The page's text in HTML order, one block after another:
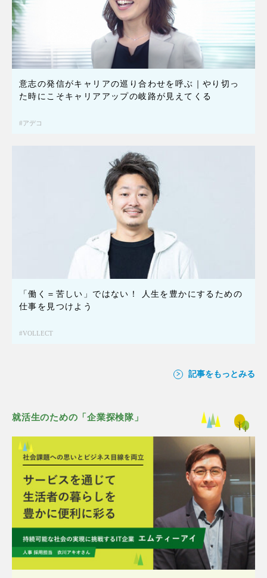
意志の発信がキャリアの巡り合わせを呼ぶ｜やり切っ
た時にこそキャリアアップの岐路が見えてくる
アデコ
「働く＝苦しい」ではない！ 人生を豊かにするための
仕事を見つけよう
VOLLECT
記事をもっとみる
就活生のための「企業探検隊」